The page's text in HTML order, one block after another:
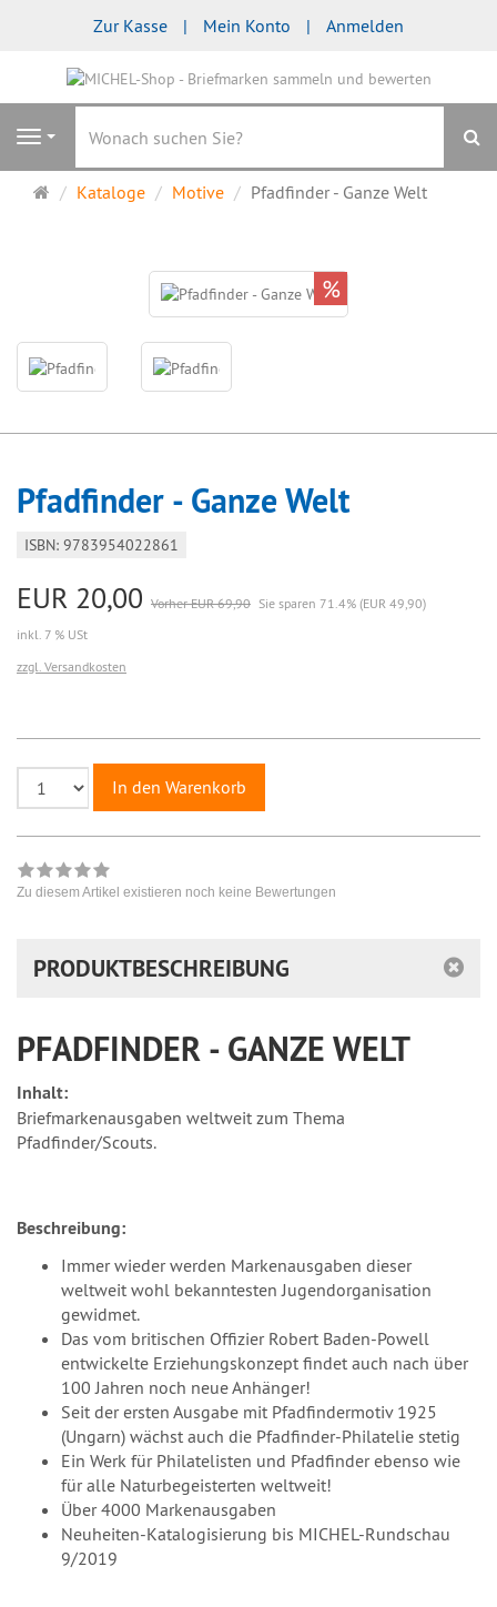
Zur Kasse Mein Konto Anmelden
Navigation
Startseite
Kataloge Motive Pfadfinder - Ganze Welt
%
Pfadfinder - Ganze Welt
ISBN: 9783954022861
EUR 20,00 Vorher EUR 69,90 Sie sparen 71.4% (EUR 49,90)
inkl. 7 % USt
zzgl. Versandkosten
In den Warenkorb
Zu diesem Artikel existieren noch keine Bewertungen
PRODUKTBESCHREIBUNG
PFADFINDER - GANZE WELT
Inhalt:
Briefmarkenausgaben weltweit zum Thema
Pfadfinder/Scouts.
Beschreibung:
Immer wieder werden Markenausgaben dieser
weltweit wohl bekanntesten Jugendorganisation
gewidmet.
Das vom britischen Offizier Robert Baden-Powell
entwickelte Erziehungskonzept findet auch nach über
100 Jahren noch neue Anhänger!
Seit der ersten Ausgabe mit Pfadfindermotiv 1925
(Ungarn) wächst auch die Pfadfinder-Philatelie stetig
Ein Werk für Philatelisten und Pfadfinder ebenso wie
für alle Naturbegeisterten weltweit!
Über 4000 Markenausgaben
Neuheiten-Katalogisierung bis MICHEL-Rundschau
9/2019